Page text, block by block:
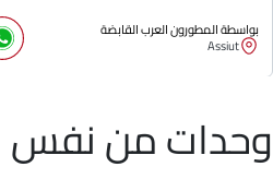
بواسطة المطورون العرب القابضة
Assiut
وحدات من نفس